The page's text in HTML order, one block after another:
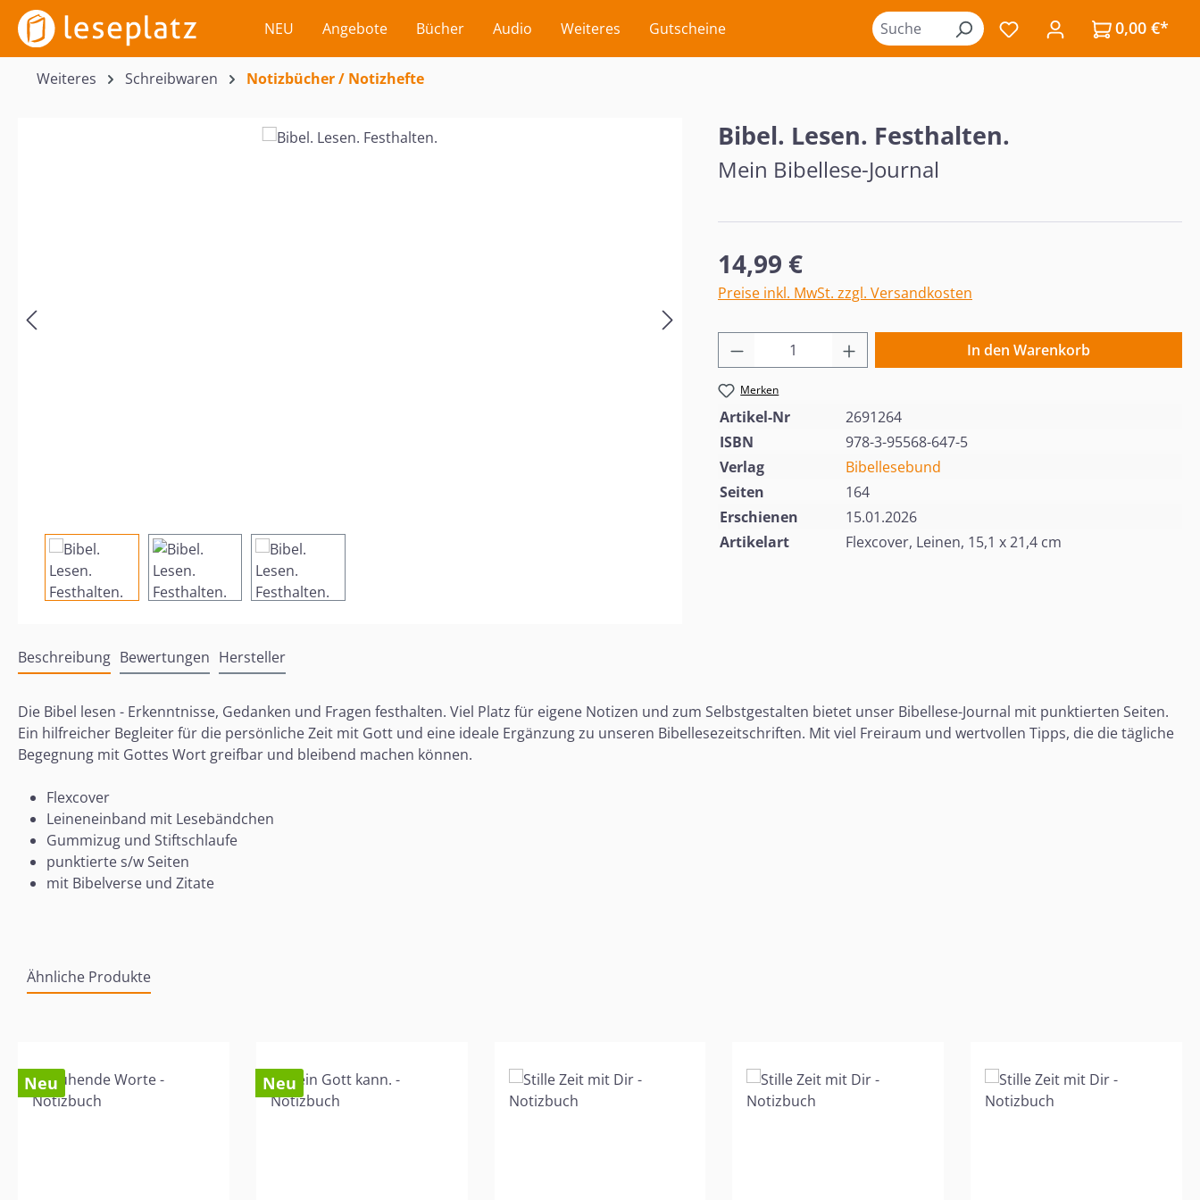
Hauptinhalt springen
Zur Suche springen
Zur Hauptnavigation springen NEU Angebote Bücher Audio Weiteres Gutscheine Du hast 0 Produkte auf
0,00 €*
Weiteres Schreibwaren Notizbücher / Notizhefte
Bibel. Lesen. Festhalten.
Mein Bibellese-Journal
Regulärer Preis:
14,99 €
Preise inkl. MwSt. zzgl. Versandkosten
Produkt Anzahl: Gib den gewünschten Wert
In den Warenkorb
Merken
Artikel-Nr
2691264
ISBN
978-3-95568-647-5
Verlag
Bibellesebund
Seiten
164
Erschienen
15.01.2026
Artikelart
Flexcover, Leinen, 15,1 x 21,4 cm
Beschreibung Bewertungen Hersteller
Die Bibel lesen - Erkenntnisse, Gedanken und Fragen festhalten. Viel Platz für eigene Notizen und zum Selbstgestalten bietet unser Bibellese-Journal mit punktierten Seiten.
Ein hilfreicher Begleiter für die persönliche Zeit mit Gott und eine ideale Ergänzung zu unseren Bibellesezeitschriften. Mit viel Freiraum und wertvollen Tipps, die die tägliche
Begegnung mit Gottes Wort greifbar und bleibend machen können.
Flexcover
Leineneinband mit Lesebändchen
Gummizug und Stiftschlaufe
punktierte s/w Seiten
mit Bibelverse und Zitate
Ähnliche Produkte
Neu Neu